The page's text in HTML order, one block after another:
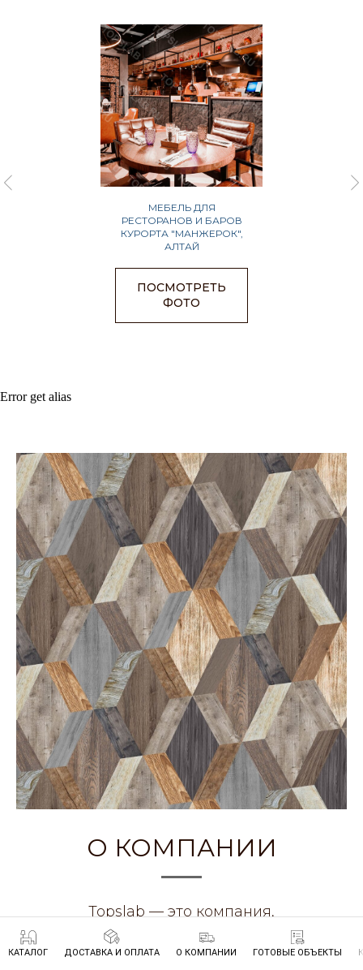
КАТАЛОГ ДОСТАВКА И ОПЛАТА О КОМПАНИИ ГОТОВЫЕ ОБЪЕКТЫ
МЕБЕЛЬ ДЛЯ
РЕСТОРАНОВ И БАРОВ
КУРОРТА "МАНЖЕРОК",
АЛТАЙ
ПОСМОТРЕТЬ
ФОТО
Error get alias
О КОМПАНИИ
Topslab — это компания,
специализирующаяся на производстве и
прямой поставке изделий из массива